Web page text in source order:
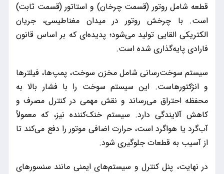
قطعه شامل روتور (قسمت چرخان) و استاتور (قسمت ثابت)
است. با چرخش روتور در میدان مغناطیسی، جریان
الکتریکی القایی تولید می‌شود؛ پدیده‌ای که بر اساس قانون
فارادی پایه‌گذاری شده است.
سیستم سوخت‌رسانی شامل مخزن سوخت، پمپ‌ها، فیلترها
و انژکتورهاست. این سیستم سوخت را با فشار بالا به
محفظه احتراق می‌رساند و نقش مهمی در کنترل مصرف و
کاهش آلایندگی دارد. سیستم خنک‌کننده نیز، که معمولاً
آب‌گرد یا هواگرد است، حرارت اضافی موتور را دفع می‌کند تا
از آسیب به قطعات جلوگیری شود.
در نهایت، پنل کنترل و سیستم‌های ایمنی مانند سنسورهای